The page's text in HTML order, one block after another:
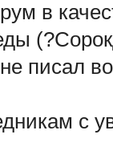
в
писал
с